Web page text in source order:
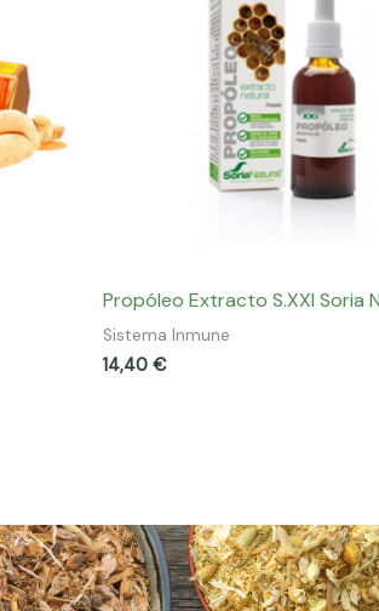
Propóleo Extracto S.XXI Soria
Sistema Inmune
14,40 €